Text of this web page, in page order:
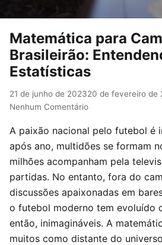
Matemática para
Brasileirão:
Estatísticas
21 de junho de 202320 de fevereiro de
Nenhum Comentário
A paixão nacional pelo futebol é
após ano, multidões se formam
milhões acompanham pela
partidas. No entanto, fora do
discussões apaixonadas em
o futebol moderno tem evoluído
então, inimagináveis. A
muitos como distante do